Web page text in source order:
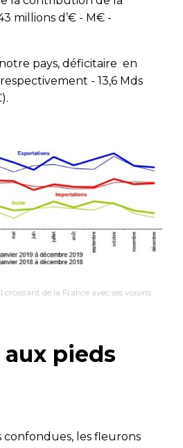
millions d’€ - M€ -
notre pays, déficitaire en
- 13,6 Mds
de la France avec ses voisins
pieds
confondues, les fleurons